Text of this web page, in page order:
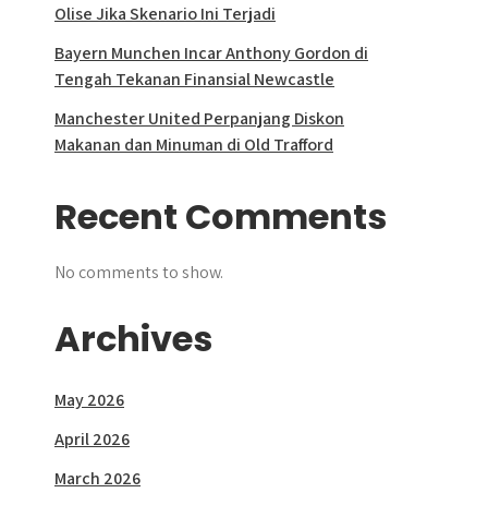
Olise Jika Skenario Ini Terjadi
Bayern Munchen Incar Anthony Gordon di
Tengah Tekanan Finansial Newcastle
Manchester United Perpanjang Diskon
Makanan dan Minuman di Old Trafford
Recent Comments
No comments to show.
Archives
May 2026
April 2026
March 2026